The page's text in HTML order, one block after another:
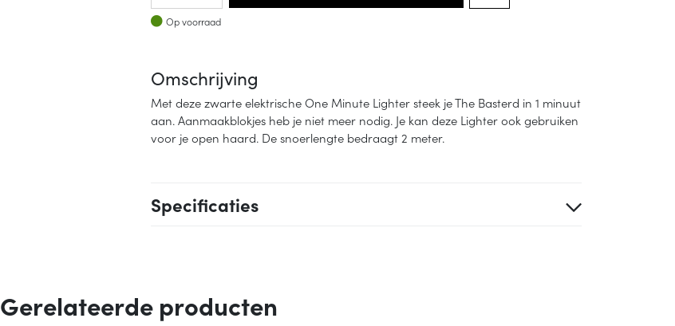
Op voorraad
Op voorraad
Omschrijving
Met deze zwarte elektrische One Minute Lighter steek je The Basterd in 1 minuut
aan. Aanmaakblokjes heb je niet meer nodig. Je kan deze Lighter ook gebruiken
voor je open haard. De snoerlengte bedraagt 2 meter.
Specificaties
Gerelateerde producten